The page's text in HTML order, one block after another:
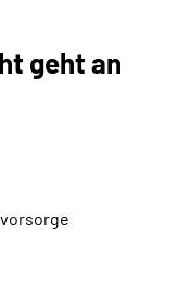
geht an